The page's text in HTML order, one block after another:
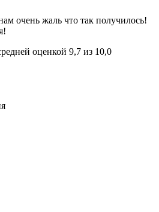
очень жаль что так получилось!
оценкой 9,7 из 10,0